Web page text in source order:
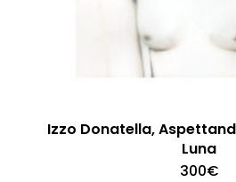
Izzo Donatella,
Luna
300€